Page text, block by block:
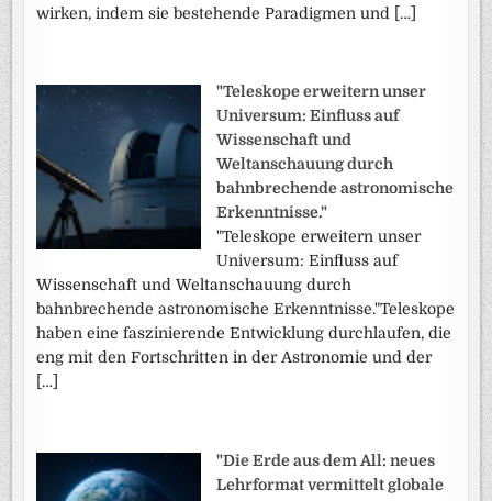
wirken, indem sie bestehende Paradigmen und […]
"Teleskope erweitern unser
Universum: Einfluss auf
Wissenschaft und
Weltanschauung durch
bahnbrechende astronomische
Erkenntnisse."
"Teleskope erweitern unser
Universum: Einfluss auf
Wissenschaft und Weltanschauung durch
bahnbrechende astronomische Erkenntnisse."Teleskope
haben eine faszinierende Entwicklung durchlaufen, die
eng mit den Fortschritten in der Astronomie und der
[…]
"Die Erde aus dem All: neues
Lehrformat vermittelt globale